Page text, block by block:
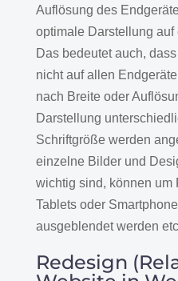
Auflösung des
optimale Darstellung
Das bedeutet auch, dass
nicht auf allen
nach Breite oder
Darstellung
Schriftgröße werden
einzelne Bilder und
wichtig sind, können um
Tablets oder
ausgeblendet werden
Redesign